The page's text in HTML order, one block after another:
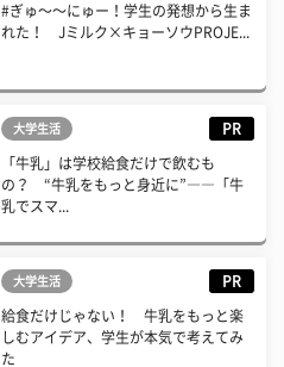
#ぎゅ〜〜にゅー！学生の発想から生ま
れた！ Jミルク×キョーソウPROJE...
大学生活 PR
「牛乳」は学校給食だけで飲むも
の？ “牛乳をもっと身近に”――「牛
乳でスマ...
大学生活 PR
給食だけじゃない！ 牛乳をもっと楽
しむアイデア、学生が本気で考えてみ
た